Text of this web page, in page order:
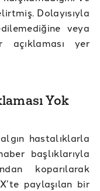
Dolayısıyla
veya
açıklaması yer
Yok
hastalıklarla
başlıklarıyla
koparılarak
paylaşılan bir